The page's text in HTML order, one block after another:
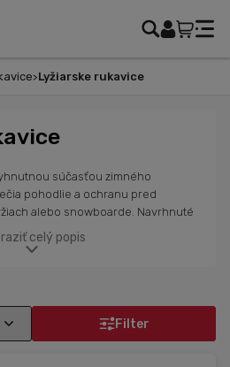
Lyžiarske rukavice
súčasťou zimného
pohodlie a ochranu pred
alebo snowboarde. Navrhnuté
izoláciu, udržali tvoje ruky
zimných podmienkach. Vďaka
pohyblivosť pre pohodlné
celý popis
Filter